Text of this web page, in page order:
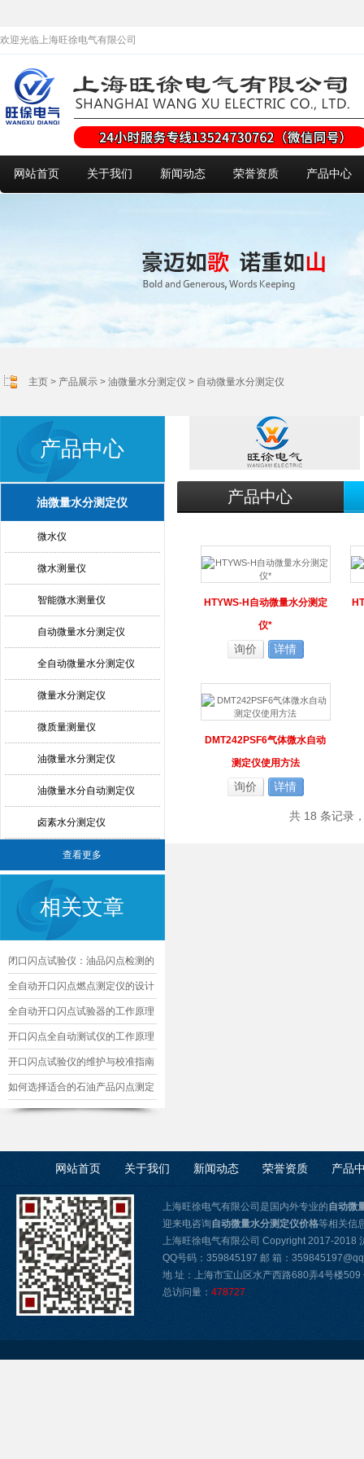
欢迎光临上海旺徐电气有限公司
网站首页 关于我们 新闻动态 荣誉资质 产品中心
主页 > 产品展示 > 油微量水分测定仪 > 自动微量水分测定仪
产品中心
油微量水分测定仪
微水仪
微水测量仪
智能微水测量仪
自动微量水分测定仪
全自动微量水分测定仪
微量水分测定仪
微质量测量仪
油微量水分测定仪
油微量水分自动测定仪
卤素水分测定仪
查看更多
相关文章
闭口闪点试验仪：油品闪点检测的
核心精准工具
全自动开口闪点燃点测定仪的设计
与优化
全自动开口闪点试验器的工作原理
及其应用
开口闪点全自动测试仪的工作原理
及应用
开口闪点试验仪的维护与校准指南
如何选择适合的石油产品闪点测定
仪
产品中心
HTYWS-H自动微量水分测定
仪*
询价 详情
DMT242PSF6气体微水自动
测定仪使用方法
询价 详情
共 18 条记录
网站首页 关于我们 新闻动态 荣誉资质 产品
上海旺徐电气有限公司是国内外专业的自动微
迎来电咨询自动微量水分测定仪价格等相关信
上海旺徐电气有限公司 Copyright 2017-2018
QQ号码：359845197 邮 箱：
地 址：上海市宝山区水产西路680弄4号楼
总访问量： 478727